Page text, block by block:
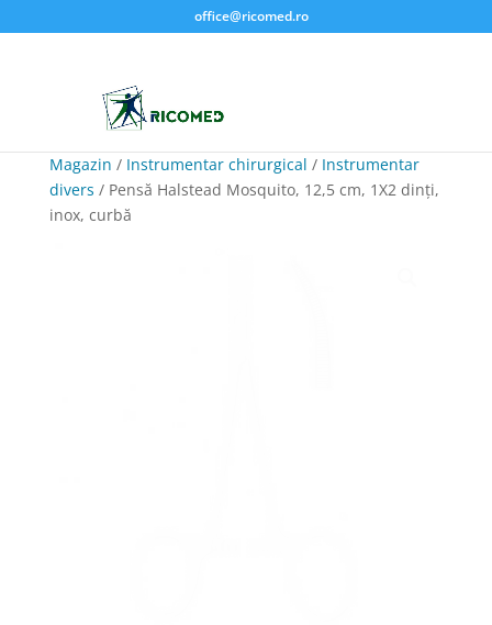
office@ricomed.ro
Magazin / Instrumentar chirurgical / Instrumentar
divers / Pensă Halstead Mosquito, 12,5 cm, 1X2 dinţi,
inox, curbă